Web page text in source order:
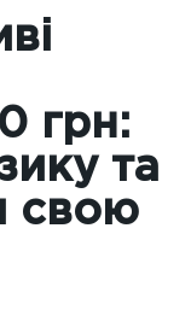
грн:
та
свою